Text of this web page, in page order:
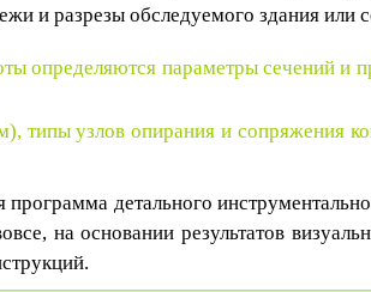
и разрезы обследуемого здания или
определяются параметры сечений и
типы узлов опирания и сопряжения
детального
на основании результатов